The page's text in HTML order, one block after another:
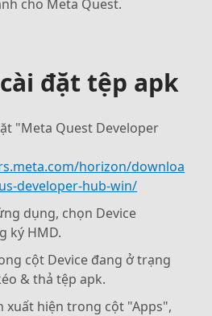
cho Meta Quest.
đặt tệp apk
"Meta Quest Developer
horizon/downloa
developer-hub-win/
dụng, chọn Device
ký HMD.
cột Device đang ở trạng
& thả tệp apk.
xuất hiện trong cột "Apps",